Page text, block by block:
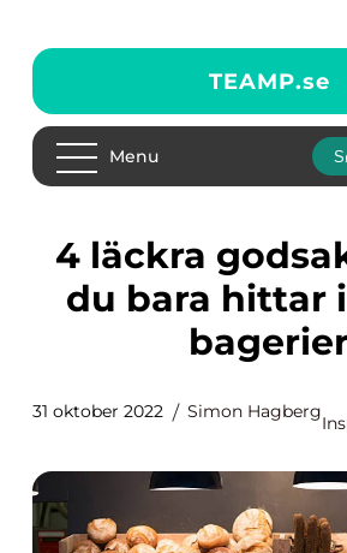
TEAMP.se
Menu
4 läckra godsaker som
du bara hittar
31 oktober 2022 Simon Hagberg